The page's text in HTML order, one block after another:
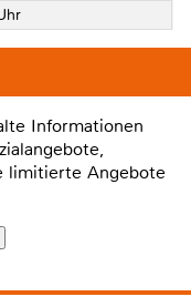
Informationen
limitierte Angebote